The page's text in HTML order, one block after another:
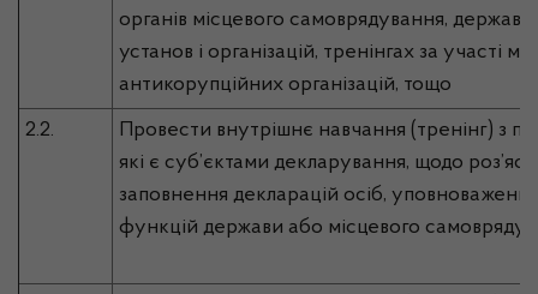
органів місцевого самоврядування,
установ і організацій, тренінгах за участі
антикорупційних організацій, тощо
2.2.
Провести внутрішнє навчання (тренінг) з
які є суб’єктами декларування, щодо
заповнення декларацій осіб,
функцій держави або місцевого